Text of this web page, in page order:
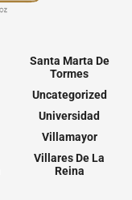
Santa Marta De
Tormes
Uncategorized
Universidad
Villamayor
Villares De La
Reina